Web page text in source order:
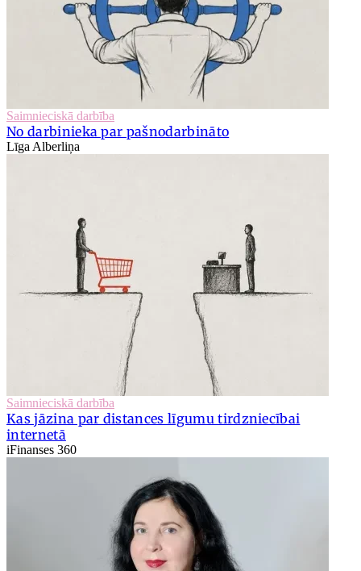
Saimnieciskā darbība
No darbinieka par pašnodarbināto
Līga Alberliņa
Saimnieciskā darbība
Kas jāzina par distances līgumu tirdzniecībai
internetā
iFinanses 360